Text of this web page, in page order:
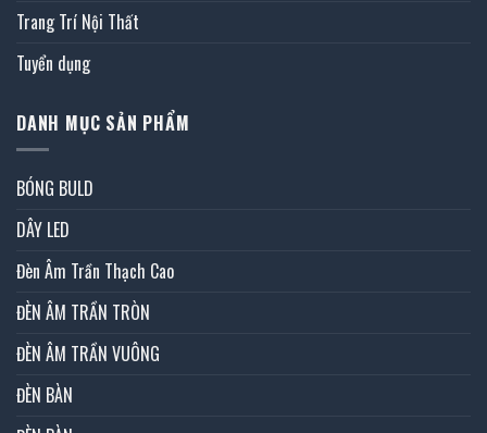
Trang Trí Nội Thất
Tuyển dụng
DANH MỤC SẢN PHẨM
BÓNG BULD
DÂY LED
Đèn Âm Trần Thạch Cao
ĐÈN ÂM TRẦN TRÒN
ĐÈN ÂM TRẦN VUÔNG
ĐÈN BÀN